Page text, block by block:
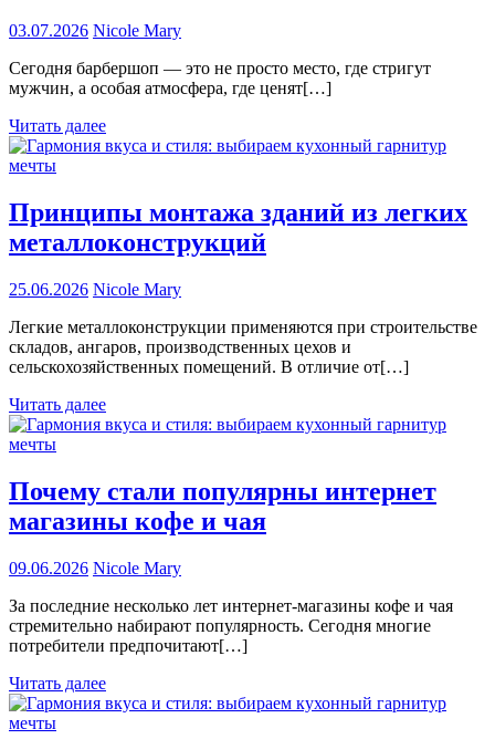
03.07.2026 Nicole Mary
Сегодня барбершоп — это не просто место, где стригут
мужчин, а особая атмосфера, где ценят[…]
Читать далее
Принципы монтажа зданий из легких
металлоконструкций
25.06.2026 Nicole Mary
Легкие металлоконструкции применяются при строительстве
складов, ангаров, производственных цехов и
сельскохозяйственных помещений. В отличие от[…]
Читать далее
Почему стали популярны интернет
магазины кофе и чая
09.06.2026 Nicole Mary
За последние несколько лет интернет-магазины кофе и чая
стремительно набирают популярность. Сегодня многие
потребители предпочитают[…]
Читать далее